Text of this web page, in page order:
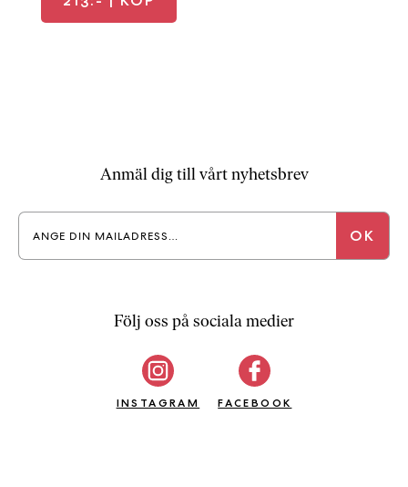
Anmäl dig till vårt nyhetsbrev
Följ oss på sociala medier
INSTAGRAM FACEBOOK